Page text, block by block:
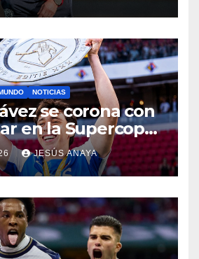
NOTICIAS
se corona con
en la Supercopa
JESÚS ANAYA